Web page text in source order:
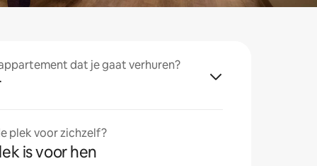
dat je gaat verhuren?
plek voor zichzelf?
is voor hen